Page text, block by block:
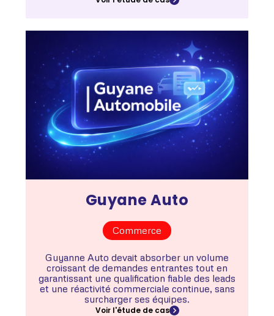
Guyane Auto
Commerce
Guyanne Auto devait absorber un volume
croissant de demandes entrantes tout en
garantissant une qualification fiable des leads
et une réactivité commerciale continue, sans
surcharger ses équipes.
Voir l'étude de cas